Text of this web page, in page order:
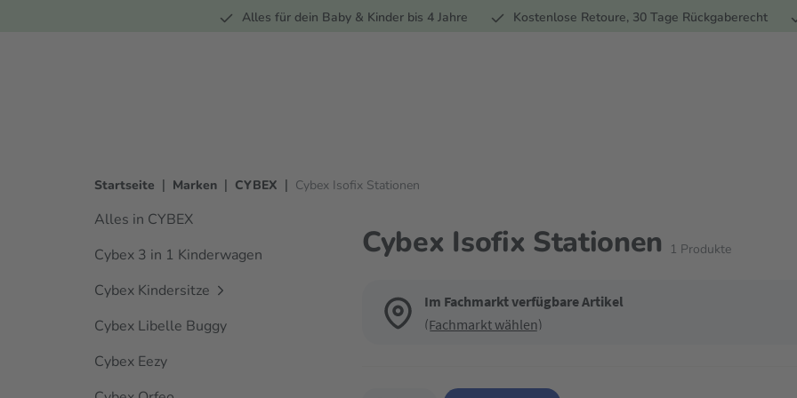
Zur Hauptnavigation springen Alles für dein Baby & Kinder bis 4 Jahre Kostenlose Retoure, 30 Tage Rückgaberecht
Startseite | Marken | CYBEX | Cybex Isofix Stationen
Alles in CYBEX
Cybex 3 in 1 Kinderwagen
Cybex Kindersitze
Cybex Libelle Buggy
Cybex Eezy
Cybex Isofix Stationen 1 Produkte
Im Fachmarkt verfügbare Artikel
(Fachmarkt wählen)